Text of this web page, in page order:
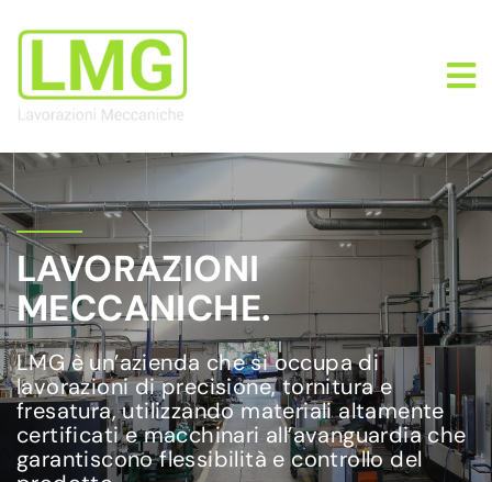
LAVORAZIONI
MECCANICHE.
LMG è un’azienda che si occupa di
lavorazioni di precisione, tornitura e
fresatura, utilizzando materiali altamente
certificati e macchinari all’avanguardia che
garantiscono flessibilità e controllo del